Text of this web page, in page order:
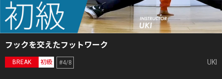
フックを交えたフットワーク
BREAK 初級 #4/8 UKI